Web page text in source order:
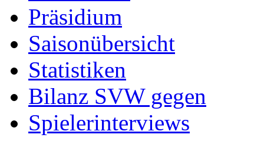
Präsidium
Saisonübersicht
Statistiken
Bilanz SVW gegen
Spielerinterviews